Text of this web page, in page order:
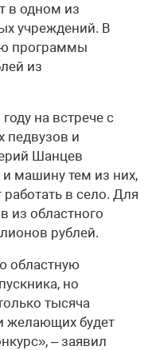
в одном из
учреждений. В
программы
из
на встрече с
педвузов и
Шанцев
машину тем из них,
работать в село. Для
из областного
рублей.
областную
но
тысяча
желающих будет
– заявил